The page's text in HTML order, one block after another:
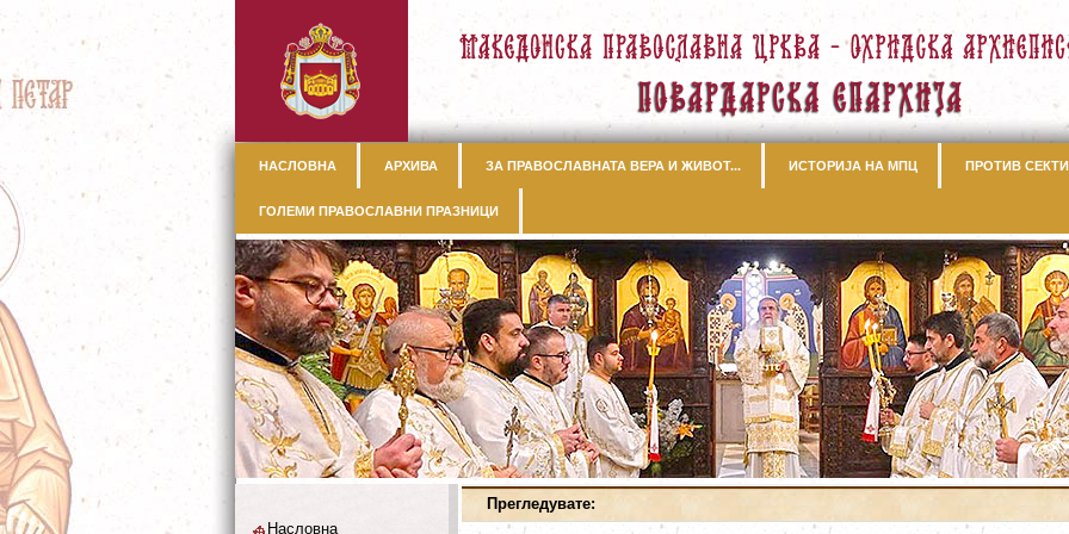
НАСЛОВНА АРХИВА ЗА ПРАВОСЛАВНАТА ВЕРА И ЖИВОТ... ИСТОРИЈА НА МПЦ ПРОТИВ
ГОЛЕМИ ПРАВОСЛАВНИ ПРАЗНИЦИ
Прегледувате:
Насловна